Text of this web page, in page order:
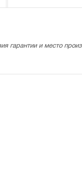
гарантии и место